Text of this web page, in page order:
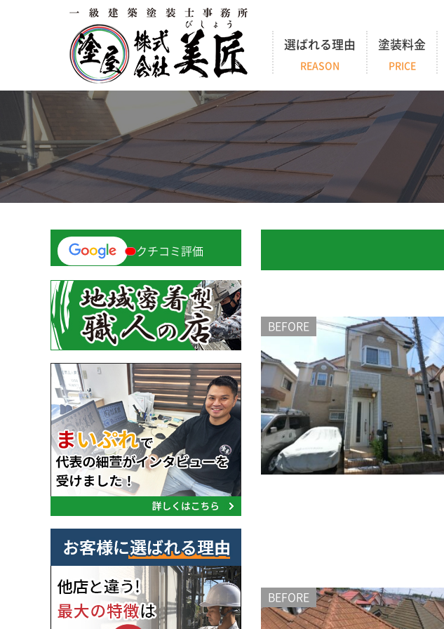
選ばれる理由
REASON
塗装料金
PRICE
BEFORE
BEFORE
クチコミ評価